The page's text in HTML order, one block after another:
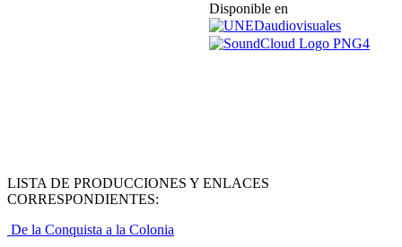
Disponible en
LISTA DE PRODUCCIONES Y ENLACES
CORRESPONDIENTES:
De la Conquista a la Colonia